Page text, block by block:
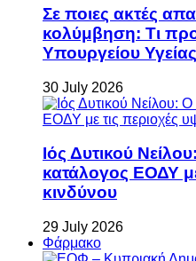
Σε ποιες ακτές
κολύμβηση: Τι
Υπουργείου Υγείας
30 July 2026
Ιός Δυτικού
κατάλογος ΕΟΔΥ
κινδύνου
29 July 2026
Φάρμακο